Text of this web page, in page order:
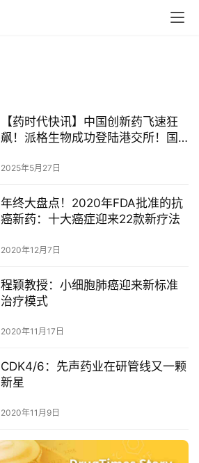
【药时代快讯】中国创新药飞速狂
飙！派格生物成功登陆港交所！国
合作；药物牧场与厦门特宝生物开
IPO，估值51.88亿元！（持续更新
中）
2025年5月27日
年终大盘点​！2020年FDA批准的抗
癌新药：十大癌症迎来22款新疗法
2020年12月7日
程颖教授：小细胞肺癌迎来新标准
治疗模式
2020年11月17日
CDK4/6：先声药业在研管线又一颗
新星
2020年11月9日